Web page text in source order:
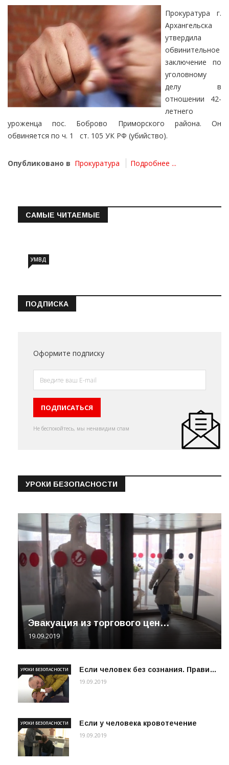
Прокуратура г.
Архангельска
утвердила
обвинительное
заключение по
уголовному
делу в
отношении 42-
летнего
уроженца пос. Боброво Приморского района. Он
обвиняется по ч. 1 ст. 105 УК РФ (убийство).
Опубликовано в Прокуратура Подробнее ...
САМЫЕ ЧИТАЕМЫЕ
УМВД
ПОДПИСКА
Оформите подписку
Не беспокойтесь, мы ненавидим спам
УРОКИ БЕЗОПАСНОСТИ
Эвакуация из торгового цен…
19.09.2019
Если человек без сознания. Прави…
УРОКИ БЕЗОПАСНОСТИ
19.09.2019
Если у человека кровотечение
УРОКИ БЕЗОПАСНОСТИ
19.09.2019